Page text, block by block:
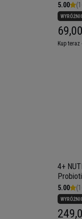
5.00
Kup
4+
5.00